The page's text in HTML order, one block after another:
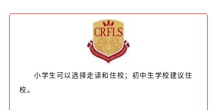
小学生可以选择走读和住校；初中生学校建议住
校。